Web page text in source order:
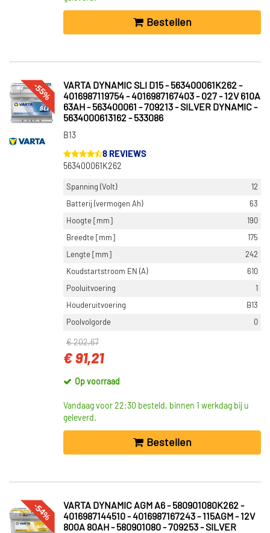
Bestellen
-55%
VARTA DYNAMIC SLI D15 - 563400061K262 -
4016987119754 - 4016987167403 - 027 - 12V 610A
63AH - 563400061 - 709213 - SILVER DYNAMIC -
5634000613162 - 533086
B13
8 REVIEWS
563400061K262
Spanning (Volt)
12
Batterij (vermogen Ah)
63
Hoogte [mm]
190
Breedte [mm]
175
Lengte [mm]
242
Koudstartstroom EN (A)
610
Pooluitvoering
1
Houderuitvoering
B13
Poolvolgorde
0
€ 202,67
€ 91,21
Op voorraad
Vandaag voor 22:30 besteld, binnen 1 werkdag bij u
geleverd.
Bestellen
-54%
VARTA DYNAMIC AGM A6 - 580901080K262 -
4016987144510 - 4016987167243 - 115AGM - 12V
800A 80AH - 580901080 - 709253 - SILVER